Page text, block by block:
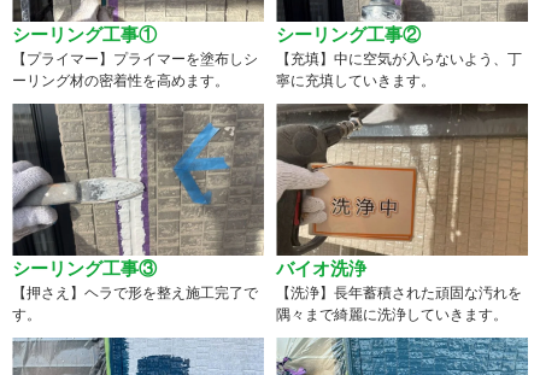
シーリング工事①
【プライマー】プライマーを塗布しシ
ーリング材の密着性を高めます。
シーリング工事②
【充填】中に空気が入らないよう、丁
寧に充填していきます。
シーリング工事③
【押さえ】ヘラで形を整え施工完了で
す。
バイオ洗浄
【洗浄】長年蓄積された頑固な汚れを
隅々まで綺麗に洗浄していきます。